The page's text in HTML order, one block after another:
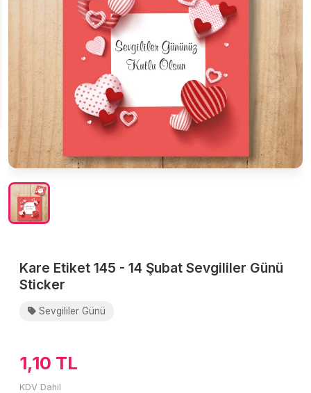
Kare Etiket 145 - 14 Şubat Sevgililer Günü
Sticker
Sevgililer Günü
1,10 TL
KDV Dahil